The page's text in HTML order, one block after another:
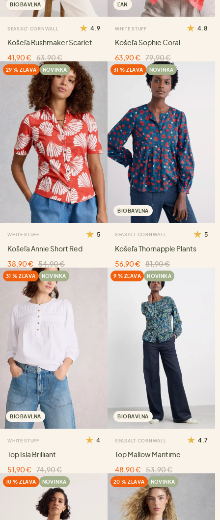
BIOBAVLNA
SEASALT CORNWALL 4.9
Košeľa Rushmaker Scarlet
41,90 €
63,90 €
ĽAN
WHITE STUFF 4.8
Košeľa Sophie Coral
63,90 €
79,90 €
29 % ZĽAVA NOVINKA
WHITE STUFF 5
Košeľa Annie Short Red
38,90 €
54,90 €
31 % ZĽAVA NOVINKA
BIOBAVLNA
SEASALT CORNWALL 5
Košeľa Thornapple Plants
56,90 €
81,90 €
31 % ZĽAVA NOVINKA
BIOBAVLNA
WHITE STUFF 4
Top Isla Brilliant
51,90 €
74,90 €
9 % ZĽAVA NOVINKA
BIOBAVLNA
SEASALT CORNWALL 4.7
Top Mallow Maritime
48,90 €
53,90 €
10 % ZĽAVA NOVINKA 20 % ZĽAVA NOVINKA